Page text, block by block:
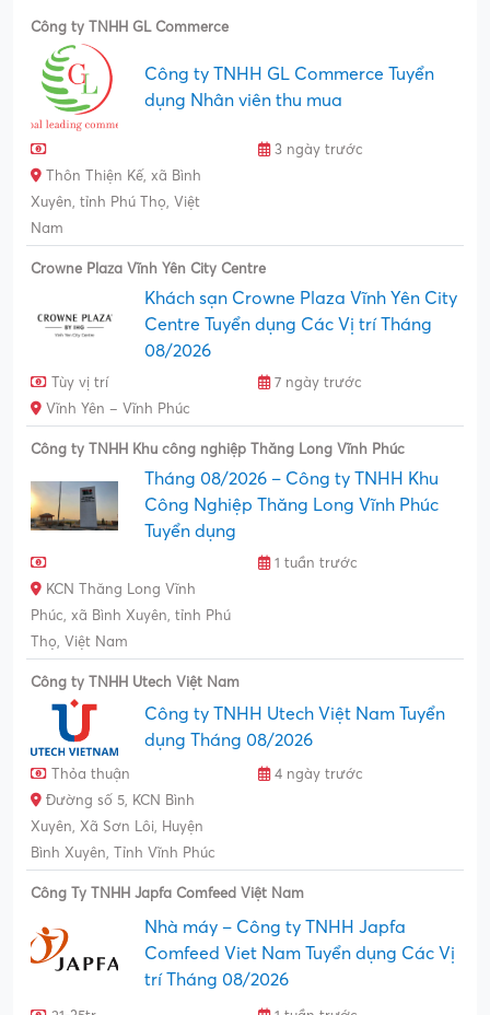
Công ty TNHH GL Commerce
Công ty TNHH GL Commerce Tuyển
dụng Nhân viên thu mua
3 ngày trước
Thôn Thiện Kế, xã Bình
Xuyên, tỉnh Phú Thọ, Việt
Nam
Crowne Plaza Vĩnh Yên City Centre
Khách sạn Crowne Plaza Vĩnh Yên City
Centre Tuyển dụng Các Vị trí Tháng
08/2026
Tùy vị trí
7 ngày trước
Vĩnh Yên – Vĩnh Phúc
Công ty TNHH Khu công nghiệp Thăng Long Vĩnh Phúc
Tháng 08/2026 – Công ty TNHH Khu
Công Nghiệp Thăng Long Vĩnh Phúc
Tuyển dụng
1 tuần trước
KCN Thăng Long Vĩnh
Phúc, xã Bình Xuyên, tỉnh Phú
Thọ, Việt Nam
Công ty TNHH Utech Việt Nam
Công ty TNHH Utech Việt Nam Tuyển
dụng Tháng 08/2026
Thỏa thuận
4 ngày trước
Đường số 5, KCN Bình
Xuyên, Xã Sơn Lôi, Huyện
Bình Xuyên, Tỉnh Vĩnh Phúc
Công Ty TNHH Japfa Comfeed Việt Nam
Nhà máy – Công ty TNHH Japfa
Comfeed Viet Nam Tuyển dụng Các Vị
trí Tháng 08/2026